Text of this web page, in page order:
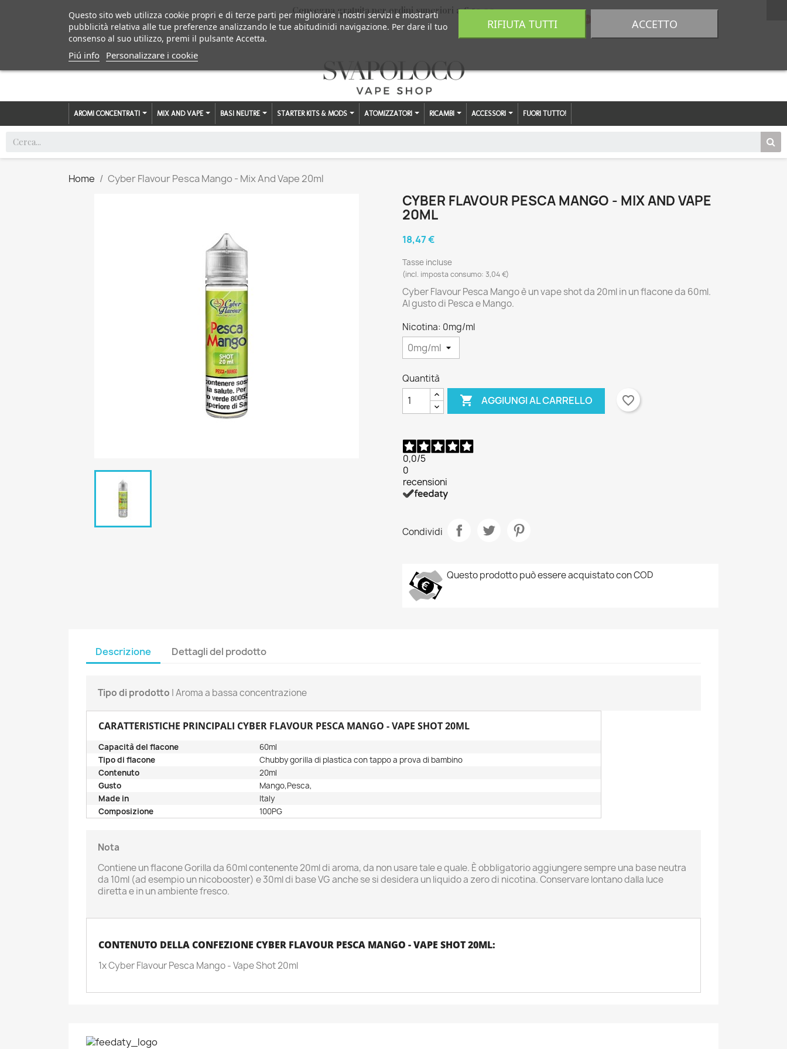
Aggiungi alla lista dei desideri
Crea lista dei desideri
Accedi
Consegna gratuita per ordini superiori a € 59,00
0,00 €
AROMI CONCENTRATI MIX AND VAPE BASI NEUTRE STARTER KITS & MODS ATOMIZZATORI RICAMBI ACCESSORI FUORI TUTTO!
Home Cyber Flavour Pesca Mango - Mix And Vape 20ml
CYBER FLAVOUR PESCA MANGO - MIX AND VAPE
20ML
18,47 €
Tasse incluse
(incl. imposta consumo: 3,04 €)
Cyber Flavour Pesca Mango è un vape shot da 20ml in un flacone da 60ml.
Al gusto di Pesca e Mango.
Nicotina: 0mg/ml
Quantità
 AGGIUNGI AL CARRELLO favorite_border
0,0/5
0
recensioni
Condividi
Questo prodotto può essere acquistato con COD
Descrizione Dettagli del prodotto
Tipo di prodotto | Aroma a bassa concentrazione
CARATTERISTICHE PRINCIPALI CYBER FLAVOUR PESCA MANGO - VAPE SHOT 20ML
Capacità del flacone
60ml
Tipo di flacone
Chubby gorilla di plastica con tappo a prova di bambino
Contenuto
20ml
Gusto
Mango,Pesca,
Made in
Italy
Composizione
100PG
Nota
Contiene un flacone Gorilla da 60ml contenente 20ml di aroma, da non usare tale e quale. È obbligatorio aggiungere sempre una base neutra
da 10ml (ad esempio un nicobooster) e 30ml di base VG anche se si desidera un liquido a zero di nicotina. Conservare lontano dalla luce
diretta e in un ambiente fresco.
CONTENUTO DELLA CONFEZIONE CYBER FLAVOUR PESCA MANGO - VAPE SHOT 20ML:
1x Cyber Flavour Pesca Mango - Vape Shot 20ml
Questo sito web utilizza cookie propri e di terze parti per migliorare i nostri servizi e mostrarti
pubblicità relativa alle tue preferenze analizzando le tue abitudinidi navigazione. Per dare il tuo
consenso al suo utilizzo, premi il pulsante Accetta.
Piú info Personalizzare i cookie
RIFIUTA TUTTI ACCETTO